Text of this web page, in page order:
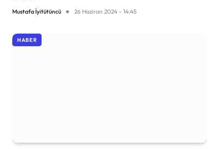
Mustafa İyitütüncü 26 Haziran 2024 - 14:45
HABER